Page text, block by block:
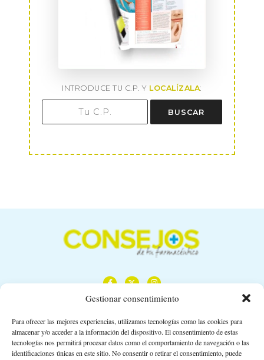
Gestionar consentimiento
Para ofrecer las mejores experiencias, utilizamos tecnologías como las cookies para
almacenar y/o acceder a la información del dispositivo. El consentimiento de estas
tecnologías nos permitirá procesar datos como el comportamiento de navegación o las
identificaciones únicas en este sitio. No consentir o retirar el consentimiento, puede
INTRODUCE TU C.P. Y LOCALÍZALA:
BUSCAR
Calle Camino de los Descubrimientos, 11,
Planta 3ª 41092 – Sevilla